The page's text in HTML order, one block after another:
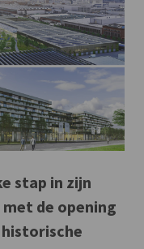
stap in zijn
de opening
historische